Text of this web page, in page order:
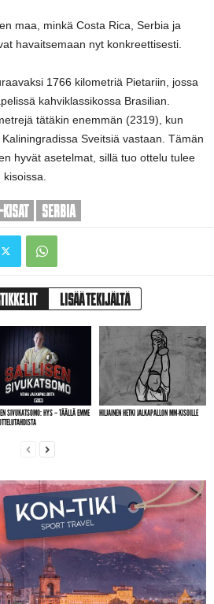
maa, minkä Costa Rica, Serbia ja
havaitsemaan nyt konkreettisesti.
1766 kilometriä Pietariin, jossa
kahviklassikossa Brasilian.
tätäkin enemmän (2319), kun
Sveitsiä vastaan. Tämän
hyvät asetelmat, sillä tuo ottelu tulee
SERBIA
LISÄÄ TEKIJÄLTÄ
SIVUKATSOMO: HYS – TÄÄLLÄ EMME
HILJAINEN HETKI JALKAPALLON MM-KISOILLE